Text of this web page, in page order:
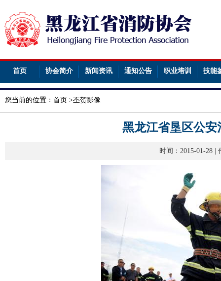
首页 协会简介 新闻资讯 通知公告 职业培训 技能
您当前的位置： 首页 >丕贺影像
黑龙江省垦区公
时间：2015-01-28 |